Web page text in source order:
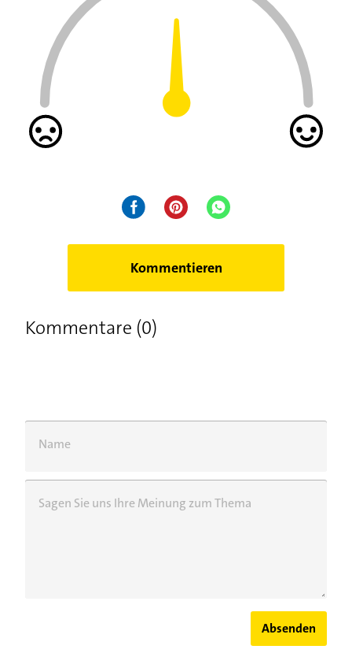
Kommentieren
Kommentare (0)
Name
Sagen Sie uns Ihre Meinung zum Thema
Absenden